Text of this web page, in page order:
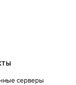
серверы